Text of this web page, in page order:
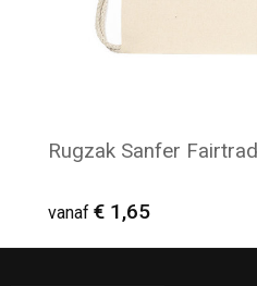
Rugzak Sanfer
vanaf € 1,65